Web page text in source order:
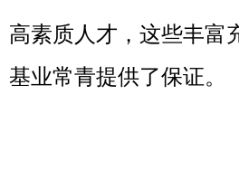
高素质人才，这些丰富
业常青提供了保证。